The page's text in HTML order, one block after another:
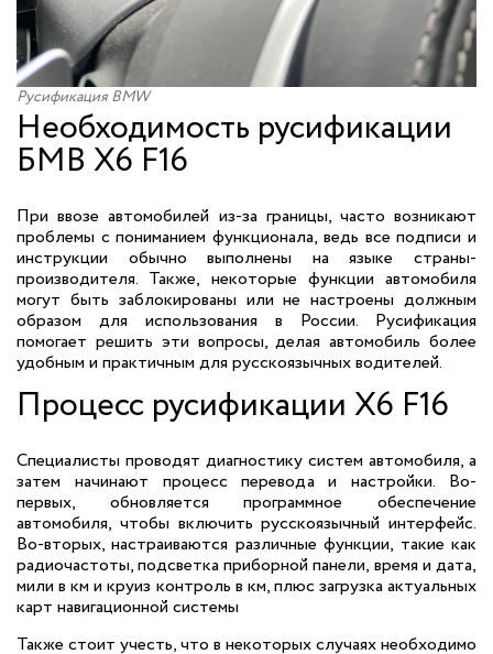
Русификация BMW
Необходимость русификации
БМВ X6 F16
При ввозе автомобилей из-за границы, часто возникают
проблемы с пониманием функционала, ведь все подписи и
инструкции обычно выполнены на языке страны-
производителя. Также, некоторые функции автомобиля
могут быть заблокированы или не настроены должным
образом для использования в России. Русификация
помогает решить эти вопросы, делая автомобиль более
удобным и практичным для русскоязычных водителей.
Процесс русификации X6 F16
Специалисты проводят диагностику систем автомобиля, а
затем начинают процесс перевода и настройки. Во-
первых, обновляется программное обеспечение
автомобиля, чтобы включить русскоязычный интерфейс.
Во-вторых, настраиваются различные функции, такие как
радиочастоты, подсветка приборной панели, время и дата,
мили в км и круиз контроль в км, плюс загрузка актуальных
карт навигационной системы
Также стоит учесть, что в некоторых случаях необходимо